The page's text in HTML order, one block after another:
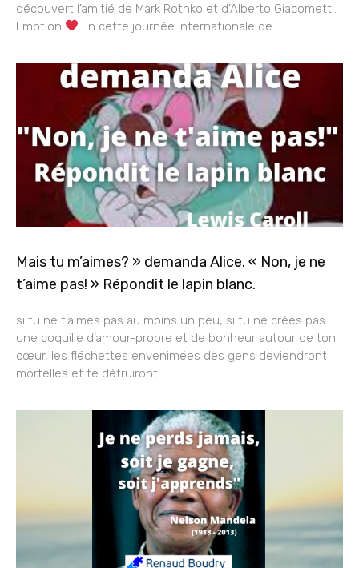
découvert l’amitié de Mark Rothko et d’Alberto Giacometti.
Emotion
En cette journée internationale de
Mais tu m’aimes? » demanda Alice. « Non, je ne
t’aime pas! » Répondit le lapin blanc.
si tu ne t’aimes pas au moins un peu, si tu ne crées pas
une coquille d’amour-propre et de bonheur autour de ton
cœur, les fléchettes envenimées des gens deviendront
mortelles et te détruiront.